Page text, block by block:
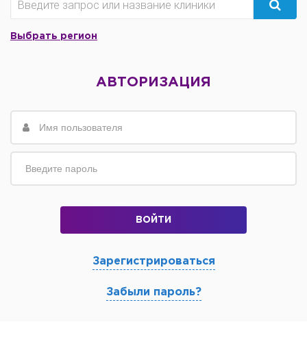
Выбрать регион
АВТОРИЗАЦИЯ
ВОЙТИ
Зарегистрироваться
Забыли пароль?